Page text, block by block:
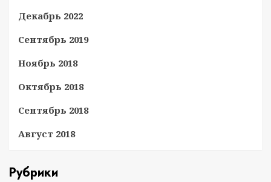
Декабрь 2022
Сентябрь 2019
Ноябрь 2018
Октябрь 2018
Сентябрь 2018
Август 2018
Рубрики